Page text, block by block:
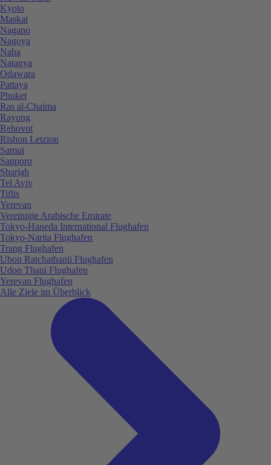
Kyoto
Maskat
Nagano
Nagoya
Naha
Natanya
Odawara
Pattaya
Phuket
Ras al-Chaima
Rayong
Rehovot
Rishon Letzion
Samui
Sapporo
Sharjah
Tel Aviv
Tiflis
Yerevan
Vereinigte Arabische Emirate
Tokyo-Haneda International Flughafen
Tokyo-Narita Flughafen
Trang Flughafen
Ubon Ratchathanii Flughafen
Udon Thani Flughafen
Yerevan Flughafen
Alle Ziele im Überblick